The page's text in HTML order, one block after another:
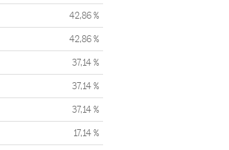
42,86 %
42,86 %
37,14 %
37,14 %
37,14 %
17,14 %